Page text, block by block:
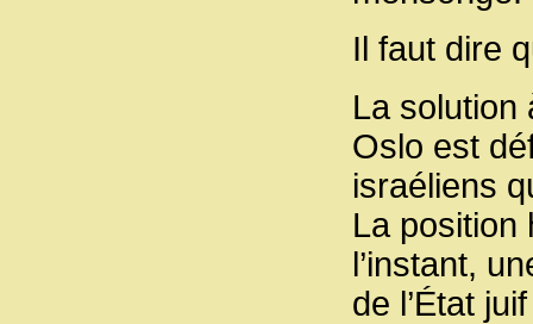
Il faut dire
La solution
Oslo est
israéliens
La position
l’instant,
de l’État